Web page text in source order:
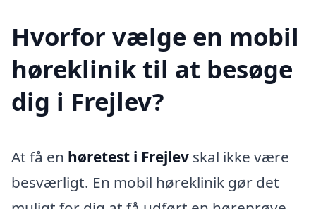
Hvorfor vælge en mobil
høreklinik til at besøge
dig i Frejlev?
At få en høretest i Frejlev skal ikke være
besværligt. En mobil høreklinik gør det